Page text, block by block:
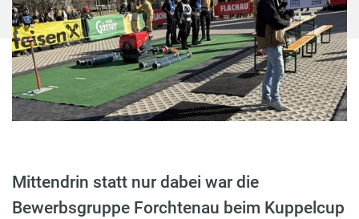
Mittendrin statt nur dabei war die
Bewerbsgruppe Forchtenau beim Kuppelcup